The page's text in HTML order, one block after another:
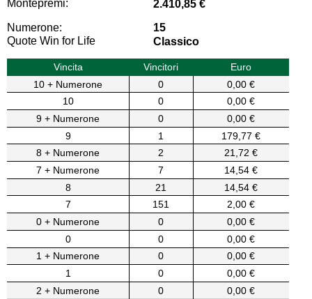
Montepremi:
2.410,85 €
Numerone:
15
Quote Win for Life
Classico
Vincita Vincitori
Euro
10 + Numerone
0
0,00 €
10
0
0,00 €
9 + Numerone
0
0,00 €
9
1
179,77 €
8 + Numerone
2
21,72 €
7 + Numerone
7
14,54 €
8
21
14,54 €
7
151
2,00 €
0 + Numerone
0
0,00 €
0
0
0,00 €
1 + Numerone
0
0,00 €
1
0
0,00 €
2 + Numerone
0
0,00 €